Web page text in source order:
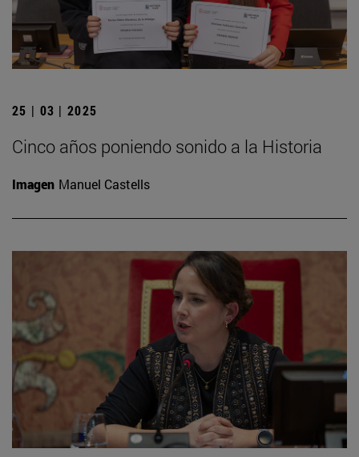
25 | 03 | 2025
Cinco años poniendo sonido a la Historia
Imagen Manuel Castells